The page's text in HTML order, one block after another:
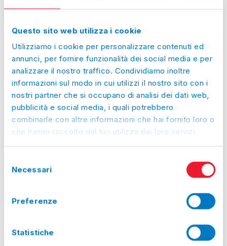
Questo sito web utilizza i cookie
Utilizziamo i cookie per personalizzare contenuti ed
annunci, per fornire funzionalità dei social media e per
analizzare il nostro traffico. Condividiamo inoltre
informazioni sul modo in cui utilizzi il nostro sito con i
nostri partner che si occupano di analisi dei dati web,
pubblicità e social media, i quali potrebbero
combinarle con altre informazioni che hai fornito loro o
che hanno raccolto dal tuo utilizzo dei loro servizi.
delNecessari
Preferenze
Statistiche
Gio, 06/08/2026:
Chiuso
Ven, 07/08/2026:
Chiuso
Sab, 08/08/2026:
Chiuso
Dom, 09/08/2026:
Chiuso
Lun, 10/08/2026:
Chiuso
Mar, 11/08/2026:
Chiuso
Mer, 12/08/2026:
Chiuso
Gio, 13/08/2026:
Chiuso
Ven, 14/08/2026:
Chiuso
Dom, 16/08/2026:
Mar, 18/08/2026:
Gio, 20/08/2026: